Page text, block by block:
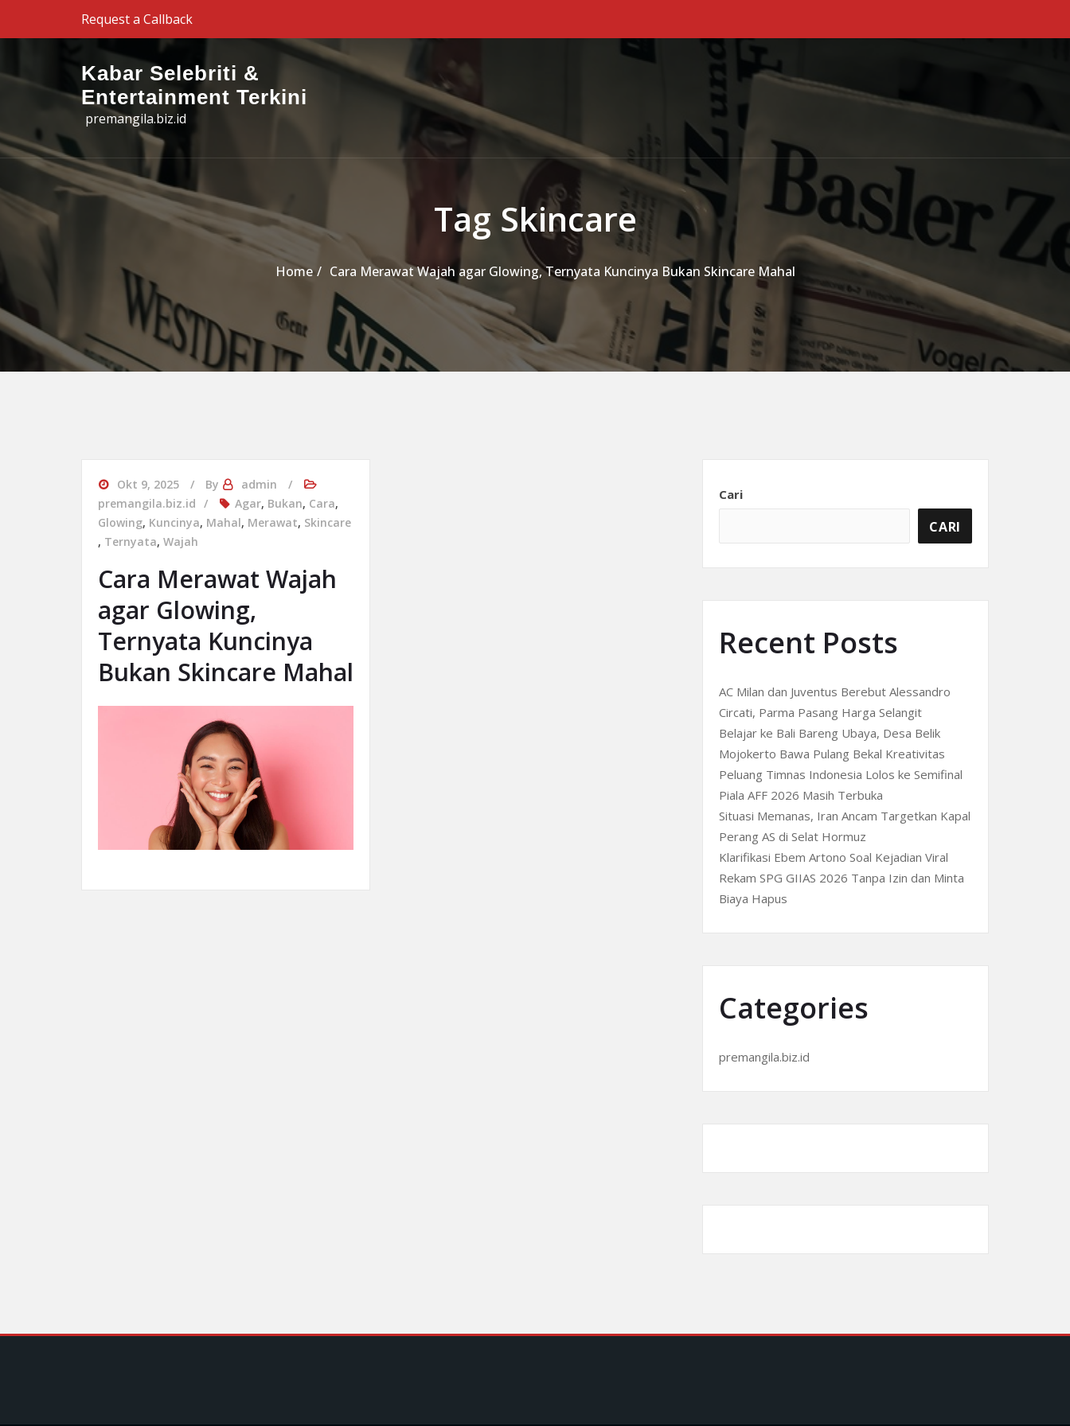
Skip to the contentRequest a Callback
Kabar Selebriti &
Entertainment Terkini
premangila.biz.id
Tag Skincare
Home Cara Merawat Wajah agar Glowing, Ternyata Kuncinya Bukan Skincare Mahal
Okt 9, 2025 By
admin
premangila.biz.id
Agar, Bukan, Cara,
Glowing, Kuncinya, Mahal, Merawat, Skincare
, Ternyata, Wajah
Cara Merawat Wajah
agar Glowing,
Ternyata Kuncinya
Bukan Skincare Mahal
Cari
CARI
Recent Posts
AC Milan dan Juventus Berebut Alessandro
Circati, Parma Pasang Harga Selangit
Belajar ke Bali Bareng Ubaya, Desa Belik
Mojokerto Bawa Pulang Bekal Kreativitas
Peluang Timnas Indonesia Lolos ke Semifinal
Piala AFF 2026 Masih Terbuka
Situasi Memanas, Iran Ancam Targetkan Kapal
Perang AS di Selat Hormuz
Klarifikasi Ebem Artono Soal Kejadian Viral
Rekam SPG GIIAS 2026 Tanpa Izin dan Minta
Biaya Hapus
Categories
premangila.biz.id